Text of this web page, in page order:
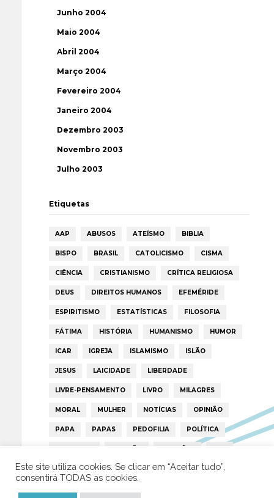
Junho 2004
Maio 2004
Abril 2004
Março 2004
Fevereiro 2004
Janeiro 2004
Dezembro 2003
Novembro 2003
Julho 2003
Etiquetas
AAP ABUSOS ATEÍSMO BIBLIA
BISPO BRASIL CATOLICISMO CISMA
CIÊNCIA CRISTIANISMO CRÍTICA RELIGIOSA
DEUS DIREITOS HUMANOS EFEMÉRIDE
ESPIRITISMO ESTATÍSTICAS FILOSOFIA
FÁTIMA HISTÓRIA HUMANISMO HUMOR
ICAR IGREJA ISLAMISMO ISLÃO
JESUS LAICIDADE LIBERDADE
LIVRE-PENSAMENTO LIVRO MILAGRES
MORAL MULHER NOTÍCIAS OPINIÃO
PAPA PAPAS PEDOFILIA POLÍTICA
PORTUGAL RELIGIÃO RELIGIÕES RTP
TRUMP VATICANO
Este site utiliza cookies. Se clicar em “Aceitar tudo”,
consentirá TODAS as cookies.